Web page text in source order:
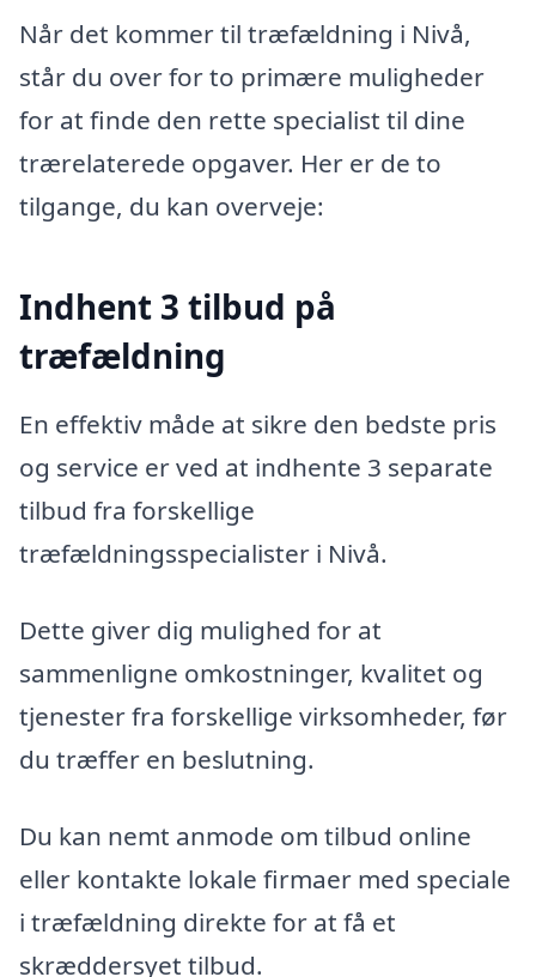
Når det kommer til træfældning i Nivå,
står du over for to primære muligheder
for at finde den rette specialist til dine
trærelaterede opgaver. Her er de to
tilgange, du kan overveje:
Indhent 3 tilbud på
træfældning
En effektiv måde at sikre den bedste pris
og service er ved at indhente 3 separate
tilbud fra forskellige
træfældningsspecialister i Nivå.
Dette giver dig mulighed for at
sammenligne omkostninger, kvalitet og
tjenester fra forskellige virksomheder, før
du træffer en beslutning.
Du kan nemt anmode om tilbud online
eller kontakte lokale firmaer med speciale
i træfældning direkte for at få et
skræddersyet tilbud.